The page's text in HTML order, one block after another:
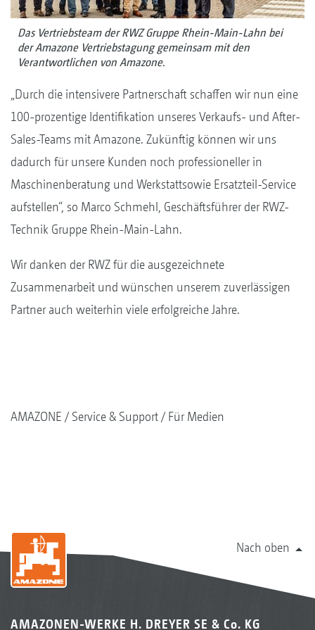
Das Vertriebsteam der RWZ Gruppe Rhein-Main-Lahn bei
der Amazone Vertriebstagung gemeinsam mit den
Verantwortlichen von Amazone.
„Durch die intensivere Partnerschaft schaffen wir nun eine
100-prozentige Identifikation unseres Verkaufs- und After-
Sales-Teams mit Amazone. Zukünftig können wir uns
dadurch für unsere Kunden noch professioneller in
Maschinenberatung und Werkstattsowie Ersatzteil-Service
aufstellen“, so Marco Schmehl, Geschäftsführer der RWZ-
Technik Gruppe Rhein-Main-Lahn.
Wir danken der RWZ für die ausgezeichnete
Zusammenarbeit und wünschen unserem zuverlässigen
Partner auch weiterhin viele erfolgreiche Jahre.
AMAZONE Service & Support Für Medien
Nach oben
AMAZONEN-WERKE H. DREYER SE & Co. KG